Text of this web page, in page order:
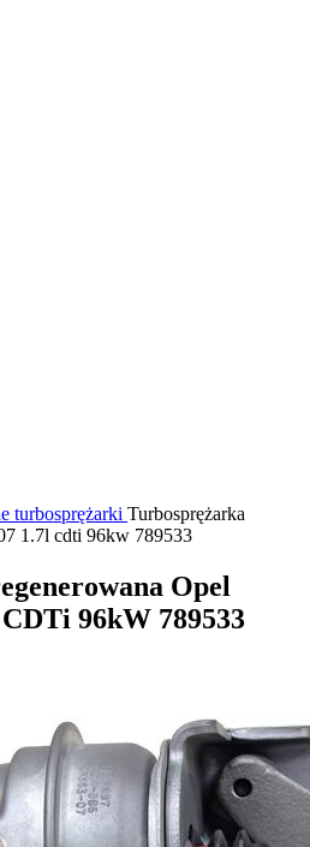
turbosprężarki Turbosprężarka
1.7l cdti 96kw 789533
Opel
96kW 789533